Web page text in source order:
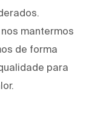
mantermos
de forma
para